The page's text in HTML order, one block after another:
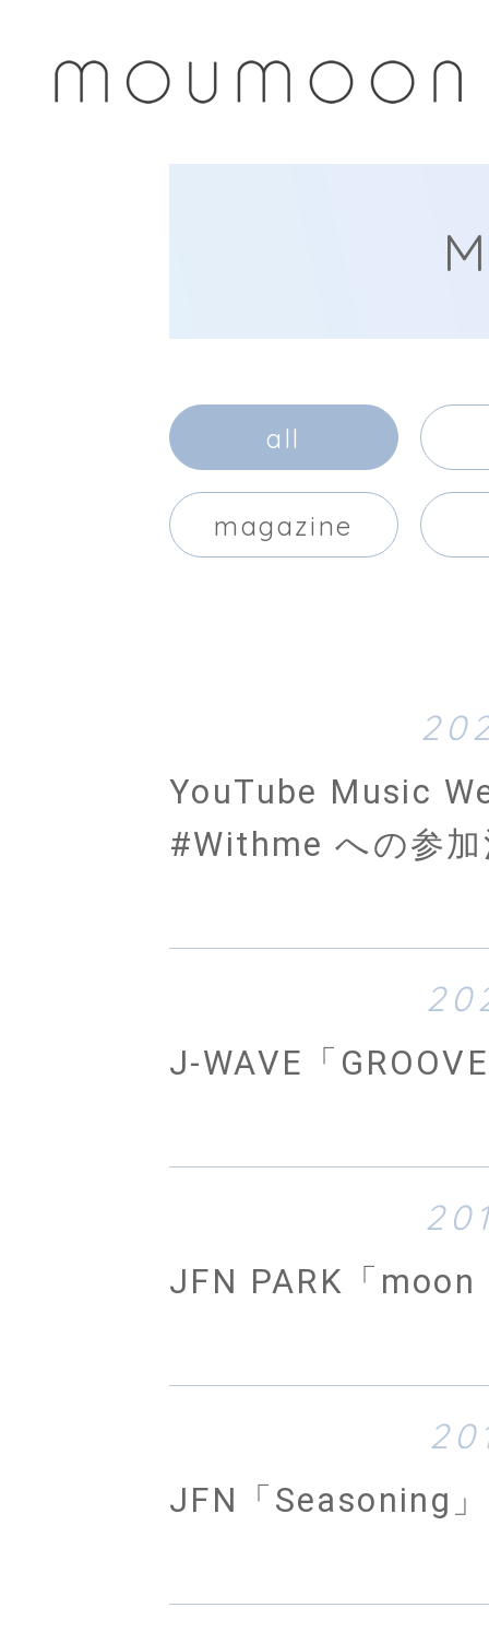
all
magazine
YouTube Music
#Withme への参
J-WAVE「
JFN PARK「
JFN「Seasoning」